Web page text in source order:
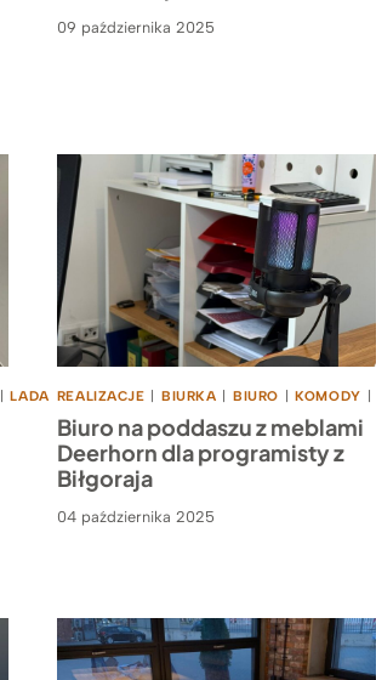
09 października 2025
LADA REALIZACJE BIURKA BIURO KOMODY
Biuro na poddaszu z meblami
Deerhorn dla programisty z
Biłgoraja
04 października 2025